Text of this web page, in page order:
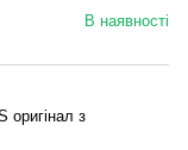
В наявності
оригінал з